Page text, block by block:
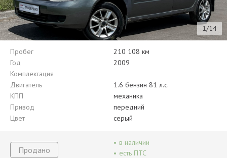
1/14
Пробег
210 108 км
Год
2009
Комплектация
Двигатель
1.6 бензин 81 л.с.
КПП
механика
Привод
передний
Цвет
серый
Продано
• в наличии
• есть ПТС